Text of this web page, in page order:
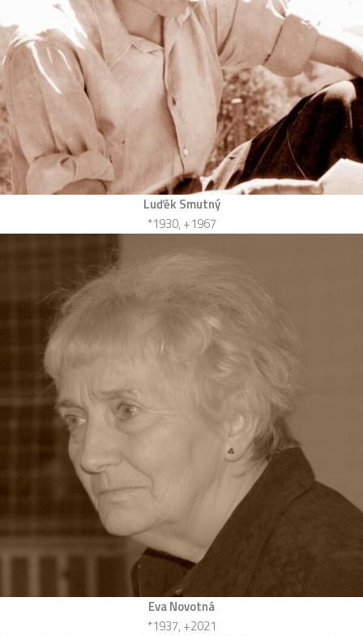
Luďěk Smutný
*1930, +1967
Eva Novotná
*1937, +2021